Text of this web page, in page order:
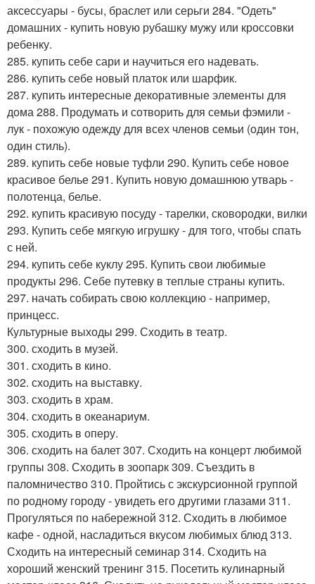
аксессуары - бусы, браслет или серьги 284. "Одеть"
домашних - купить новую рубашку мужу или кроссовки
ребенку.
285. купить себе сари и научиться его надевать.
286. купить себе новый платок или шарфик.
287. купить интересные декоративные элементы для
дома 288. Продумать и сотворить для семьи фэмили -
лук - похожую одежду для всех членов семьи (один тон,
один стиль).
289. купить себе новые туфли 290. Купить себе новое
красивое белье 291. Купить новую домашнюю утварь -
полотенца, белье.
292. купить красивую посуду - тарелки, сковородки, вилки
293. Купить себе мягкую игрушку - для того, чтобы спать
с ней.
294. купить себе куклу 295. Купить свои любимые
продукты 296. Себе путевку в теплые страны купить.
297. начать собирать свою коллекцию - например,
принцесс.
Культурные выходы 299. Сходить в театр.
300. сходить в музей.
301. сходить в кино.
302. сходить на выставку.
303. сходить в храм.
304. сходить в океанариум.
305. сходить в оперу.
306. сходить на балет 307. Сходить на концерт любимой
группы 308. Сходить в зоопарк 309. Съездить в
паломничество 310. Пройтись с экскурсионной группой
по родному городу - увидеть его другими глазами 311.
Прогуляться по набережной 312. Сходить в любимое
кафе - одной, насладиться вкусом любимых блюд 313.
Сходить на интересный семинар 314. Сходить на
хороший женский тренинг 315. Посетить кулинарный